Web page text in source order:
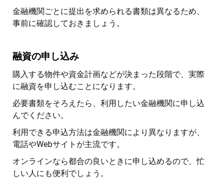
金融機関ごとに提出を求められる書類は異なるため、
事前に確認しておきましょう。
融資の申し込み
購入する物件や資金計画などが決まった段階で、実際
に融資を申し込むことになります。
必要書類をそろえたら、利用したい金融機関に申し込
んでください。
利用できる申込方法は金融機関により異なりますが、
電話やWebサイトが主流です。
オンラインなら都合の良いときに申し込めるので、忙
しい人にも便利でしょう。